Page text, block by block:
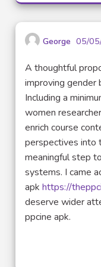
George 05/
A thoughtful
improving gender
Including a
women
enrich course
perspectives into
meaningful step
systems. I came
apk https://
deserve wider
ppcine apk.